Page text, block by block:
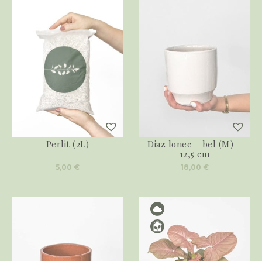
Perlit (2L)
5,00 €
Diaz lonec – bel (M) –
12,5 cm
18,00 €